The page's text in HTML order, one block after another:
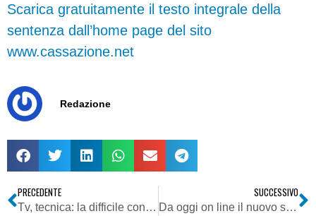
Scarica gratuitamente il testo integrale della
sentenza dall’home page del sito
www.cassazione.net
Redazione
PRECEDENTE
Tv, tecnica: la difficile convivenza delle tecnologie analogica e digitale
SUCCESSIVO
Da oggi on line il nuovo sito dell’agenzia Asca